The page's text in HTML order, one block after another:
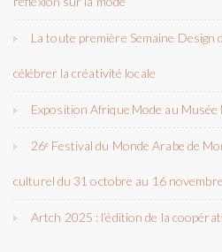
La toute première Semaine
célébrer la créativité locale
Exposition Afrique Mode au
26ᵉ Festival du Monde Arabe de
culturel du 31 octobre au 16
Artch 2025 : l’édition de la